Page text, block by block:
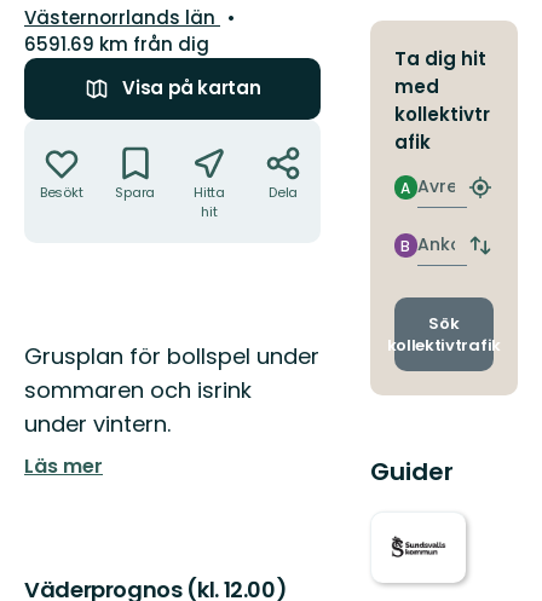
Län:
Västernorrlands län
6591.69 km från dig
Visa på kartan
Besökt Spara
Hitta
hit
Dela
Beskrivning
Grusplan för bollspel under
sommaren och isrink
under vintern.
Läs mer
Väderprognos (kl. 12.00)
Ta dig hit
med
kollektivtr
afik
Avresa
A
Hitta
Ankomst
B
Byt
och
Sök
kollektivtrafik
Guider